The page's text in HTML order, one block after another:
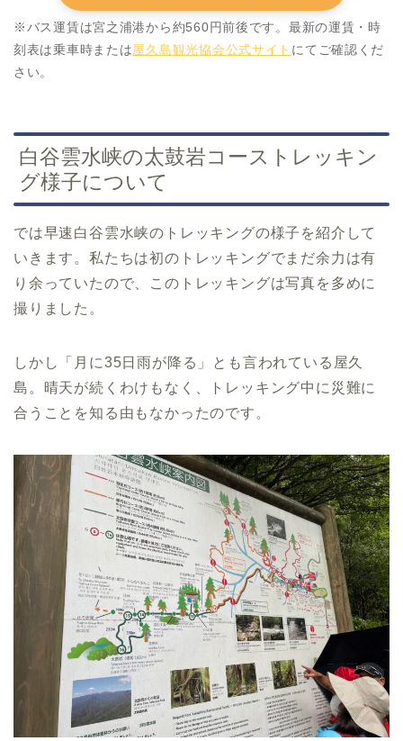
※バス運賃は宮之浦港から約560円前後です。最新の運賃・時
刻表は乗車時または屋久島観光協会公式サイト にてご確認くだ
さい。
白谷雲水峡の太鼓岩コーストレッキン
グ様子について
では早速白谷雲水峡のトレッキングの様子を紹介して
いきます。私たちは初のトレッキングでまだ余力は有
り余っていたので、このトレッキングは写真を多めに
撮りました。
しかし「月に35日雨が降る」とも言われている屋久
島。晴天が続くわけもなく、トレッキング中に災難に
合うことを知る由もなかったのです。